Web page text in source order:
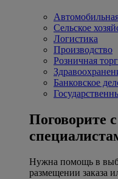
Сельское
Логистика
Производство
Розничная
Банковское
Поговорите
Нужна помощь в
размещении заказа